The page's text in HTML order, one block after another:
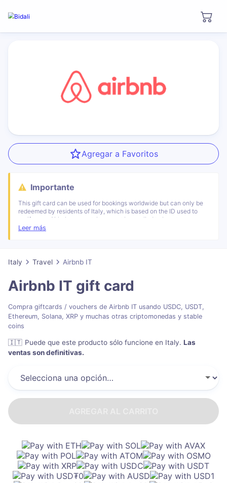
Agregar a Favoritos
Importante
This gift card can be used for bookings worldwide but can only be
redeemed by residents of Italy, which is based on the ID used to
verify your Airbnb account. It can not be applied to long term
reservations of 28 nights or longer and Airbnb may limit users from
Leer más
Italy Travel Airbnb IT
Airbnb IT gift card
Compra giftcards / vouchers de Airbnb IT usando USDC, USDT,
Ethereum, Solana, XRP y muchas otras criptomonedas y stable
coins
🇮🇹 Puede que este producto sólo funcione en Italy. Las
ventas son definitivas.